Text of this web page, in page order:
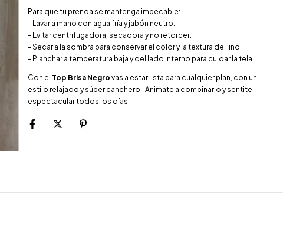
Para que tu prenda se mantenga impecable:
- Lavar a mano con agua fría y jabón neutro.
- Evitar centrifugadora, secadora y no retorcer.
- Secar a la sombra para conservar el color y la textura del lino.
- Planchar a temperatura baja y del lado interno para cuidar la tela.
Con el Top Brisa Negro vas a estar lista para cualquier plan, con un
estilo relajado y súper canchero. ¡Animate a combinarlo y sentite
espectacular todos los días!